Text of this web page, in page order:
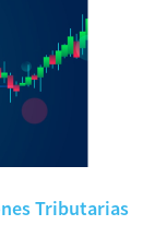
Tributarias